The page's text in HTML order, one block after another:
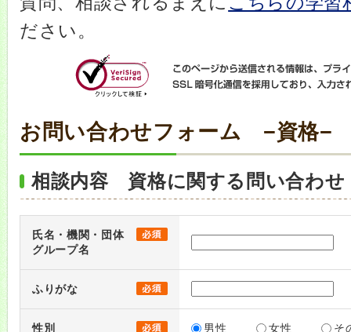
ださい。
お問い合わせフォーム −資格−
相談内容 資格に関する問い合わせ
氏名・機関・団体
グループ名
ふりがな
性別 男性 女性 そ